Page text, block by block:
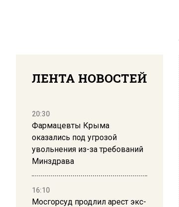
ЛЕНТА НОВОСТЕЙ
20:30
Фармацевты Крыма
оказались под угрозой
увольнения из-за требований
Минздрава
16:10
Мосгорсуд продлил арест экс-